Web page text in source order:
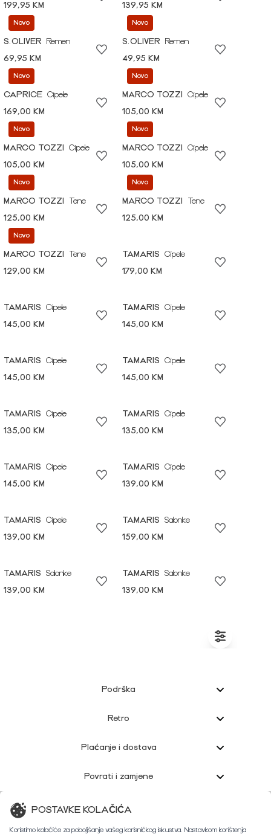
199,95 KM
139,95 KM
Novo
S.OLIVER
Remen
69,95 KM
Novo
S.OLIVER
Remen
49,95 KM
Novo
CAPRICE Cipele
169,00 KM
Novo
MARCO TOZZI
Cipele
105,00 KM
Novo
MARCO TOZZI
Cipele
105,00 KM
Novo
MARCO TOZZI
Cipele
105,00 KM
Novo
MARCO TOZZI
Tene
125,00 KM
Novo
MARCO TOZZI
Tene
125,00 KM
Novo
MARCO TOZZI
Tene
129,00 KM
TAMARIS
Cipele
179,00 KM
TAMARIS
Cipele
145,00 KM
TAMARIS
Cipele
145,00 KM
TAMARIS
Cipele
145,00 KM
TAMARIS
Cipele
145,00 KM
TAMARIS
Cipele
135,00 KM
TAMARIS
Cipele
135,00 KM
TAMARIS
Cipele
145,00 KM
TAMARIS
Cipele
139,00 KM
TAMARIS
Cipele
139,00 KM
TAMARIS
Salonke
159,00 KM
TAMARIS
Salonke
139,00 KM
TAMARIS
Salonke
139,00 KM
Podrška
Retro
Plaćanje i dostava
Povrati i zamjene
Korisnička podrška
POSTAVKE KOLAČIĆA
Koristimo kolačiće za poboljšanje vašeg korisničkog iskustva. Nastavkom korištenja